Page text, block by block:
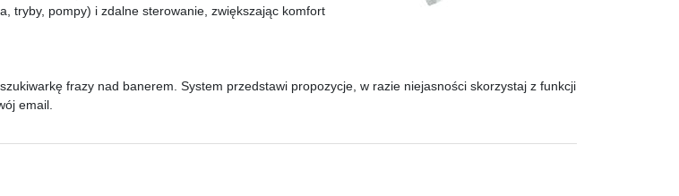
tryby, pompy) i zdalne sterowanie, zwiększając komfort
frazy nad banerem. System przedstawi propozycje, w razie niejasności skorzystaj z funkcji
email.